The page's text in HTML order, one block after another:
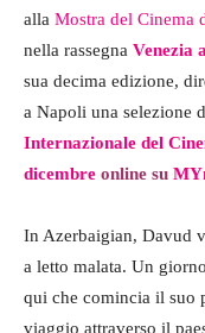
alla Mostra del Cinema
nella rassegna Venezia
sua decima edizione,
a Napoli una selezione
Internazionale del
dicembre online su
In Azerbaigian, Davud
a letto malata. Un
qui che comincia il suo
viaggio attraverso il